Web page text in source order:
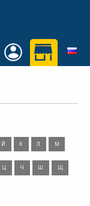
Й К Л М
Ц Ч Ш Щ